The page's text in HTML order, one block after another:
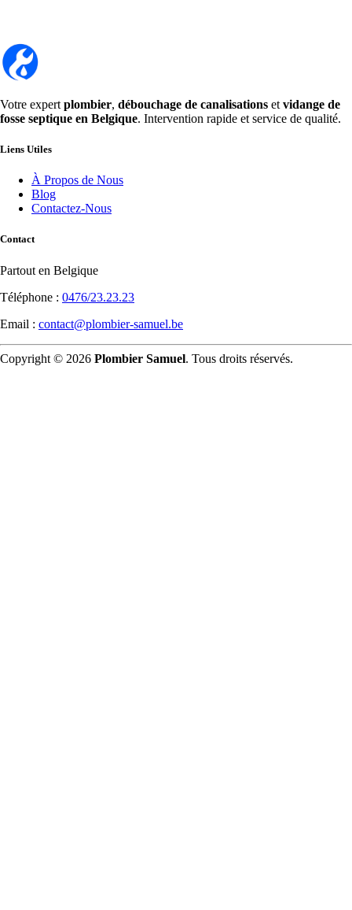
Votre expert plombier, débouchage de canalisations et vidange de
fosse septique en Belgique. Intervention rapide et service de qualité.
Liens Utiles
À Propos de Nous
Blog
Contactez-Nous
Contact
Partout en Belgique
Téléphone : 0476/23.23.23
Email : contact@plombier-samuel.be
Copyright © 2026 Plombier Samuel. Tous droits réservés.